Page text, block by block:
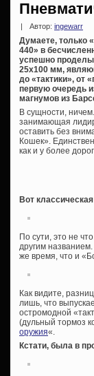
Автор: ingewarr
Думаете, только
440» в
успешно
25х100 мм,
до «тактики», от
первую очередь
магнумов из
В сущности,
занимающая
оставить без
Кошек».
как и у более
Вот
По сути, это не
другим
же время, что и
Как видите,
лишь, что
остромодной
(дульный тормоз
оружия«.
Кстати, была в